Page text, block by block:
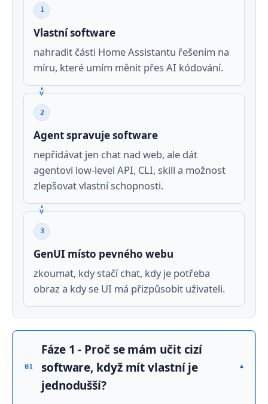
1
Vlastní software
nahradit části Home Assistantu řešením na
míru, které umím měnit přes AI kódování.
2
Agent spravuje software
nepřidávat jen chat nad web, ale dát
agentovi low-level API, CLI, skill a možnost
zlepšovat vlastní schopnosti.
3
GenUI místo pevného webu
zkoumat, kdy stačí chat, kdy je potřeba
obraz a kdy se UI má přizpůsobit uživateli.
01
Fáze 1 - Proč se mám učit cizí
software, když mít vlastní je
jednodušší?
▾